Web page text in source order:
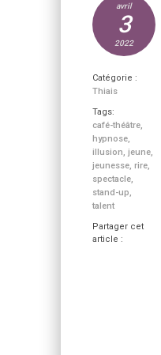
avril
3
2022
Catégorie :
Thiais
Tags:
café-théâtre,
hypnose,
illusion, jeune,
jeunesse, rire,
spectacle,
stand-up,
talent
Partager cet
article :